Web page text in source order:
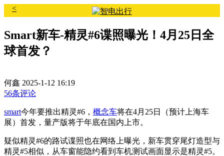
<
Smart新车-精灵#6谍照曝光！4月25日全
球首发？
何鑫 2025-1-12 16:19
56条评论
smart今年要推出精灵#6， 概念车将在4月25日（预计上海车
展）首发，量产版将于年底在国内上市。
疑似精灵#6的路试谍照也在网络上曝光，新车贯穿尾灯造型与
精灵#5相似，从车窗能隐约看到车机测试画面显示是精灵#5。